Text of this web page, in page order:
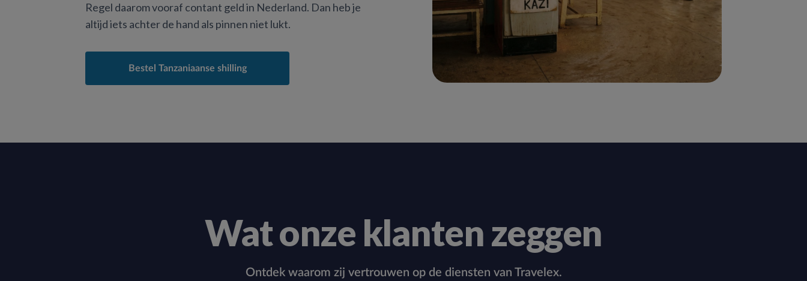
Regel daarom vooraf contant geld in Nederland. Dan heb je
altijd iets achter de hand als pinnen niet lukt.
Bestel Tanzaniaanse shilling
Wat onze klanten zeggen
Ontdek waarom zij vertrouwen op de diensten van Travelex.